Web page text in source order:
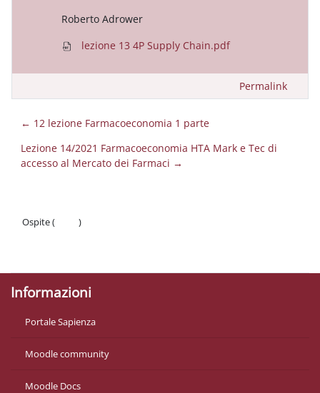
Roberto Adrower
lezione 13 4P Supply Chain.pdf
Permalink
← 12 lezione Farmacoeconomia 1 parte
Lezione 14/2021 Farmacoeconomia HTA Mark e Tec di
accesso al Mercato dei Farmaci →
Ospite (
)
Informazioni
Portale Sapienza
Moodle community
Moodle Docs